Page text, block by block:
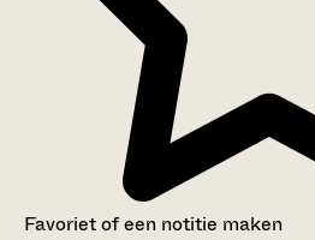
Favoriet of een notitie maken